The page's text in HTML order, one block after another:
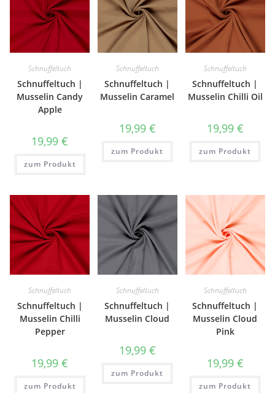
Schnuffeltuch
Schnuffeltuch |
Musselin Candy
Apple
19,99€
zum Produkt
Schnuffeltuch
Schnuffeltuch |
Musselin Caramel
19,99 €
zum Produkt
Schnuffeltuch
Schnuffeltuch |
Musselin Chilli Oil
19,99 €
zum Produkt
Schnuffeltuch
Schnuffeltuch |
Musselin Chilli
Pepper
19,99€
zum Produkt
Schnuffeltuch
Schnuffeltuch |
Musselin Cloud
19,99 €
zum Produkt
Schnuffeltuch
Schnuffeltuch |
Musselin Cloud
Pink
19,99 €
zum Produkt